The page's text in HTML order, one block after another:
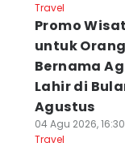
Travel
Promo
untuk Orang
Bernama
Lahir di
Agustus
04 Agu 2026,
Travel